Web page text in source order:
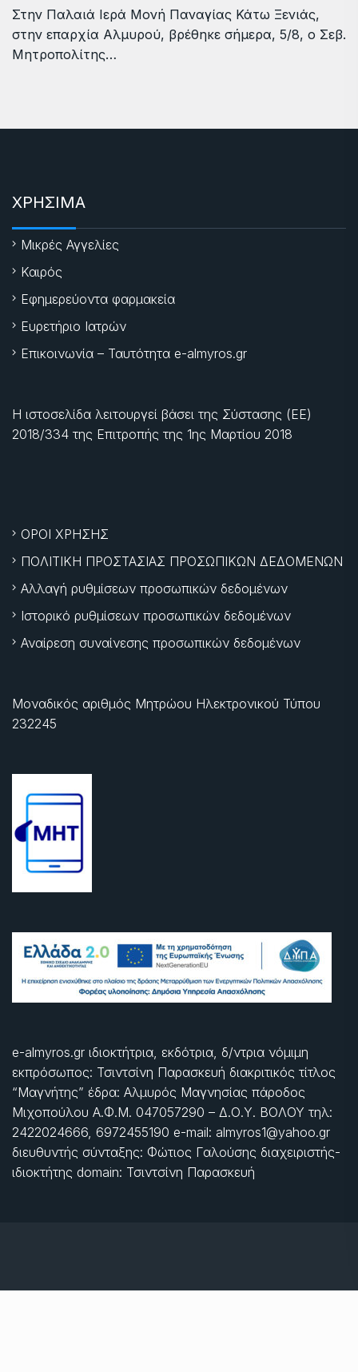
Στην Παλαιά Ιερά Μονή Παναγίας Κάτω Ξενιάς,
στην επαρχία Αλμυρού, βρέθηκε σήμερα, 5/8, ο Σεβ.
Μητροπολίτης…
ΧΡΗΣΙΜΑ
Μικρές Αγγελίες
Καιρός
Εφημερεύοντα φαρμακεία
Ευρετήριο Ιατρών
Επικοινωνία – Ταυτότητα e-almyros.gr
Η ιστοσελίδα λειτουργεί βάσει της Σύστασης (ΕΕ)
2018/334 της Επιτροπής της 1ης Μαρτίου 2018
ΟΡΟΙ ΧΡΗΣΗΣ
ΠΟΛΙΤΙΚΗ ΠΡΟΣΤΑΣΙΑΣ ΠΡΟΣΩΠΙΚΩΝ ΔΕΔΟΜΕΝΩΝ
Αλλαγή ρυθμίσεων προσωπικών δεδομένων
Ιστορικό ρυθμίσεων προσωπικών δεδομένων
Αναίρεση συναίνεσης προσωπικών δεδομένων
Μοναδικός αριθμός Μητρώου Ηλεκτρονικού Τύπου
232245
e-almyros.gr ιδιοκτήτρια, εκδότρια, δ/ντρια νόμιμη
εκπρόσωπος: Τσιντσίνη Παρασκευή διακριτικός τίτλος
“Μαγνήτης” έδρα: Αλμυρός Μαγνησίας πάροδος
Μιχοπούλου Α.Φ.Μ. 047057290 – Δ.Ο.Υ. ΒΟΛΟΥ τηλ:
2422024666, 6972455190 e-mail: almyros1@yahoo.gr
διευθυντής σύνταξης: Φώτιος Γαλούσης διαχειριστής-
ιδιοκτήτης domain: Τσιντσίνη Παρασκευή